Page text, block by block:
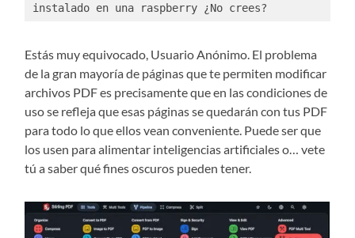
instalado en una raspberry ¿No crees?
Estás muy equivocado, Usuario Anónimo. El problema
de la gran mayoría de páginas que te permiten modificar
archivos PDF es precisamente que en las condiciones de
uso se refleja que esas páginas se quedarán con tus PDF
para todo lo que ellos vean conveniente. Puede ser que
los usen para alimentar inteligencias artificiales o… vete
tú a saber qué fines oscuros pueden tener.